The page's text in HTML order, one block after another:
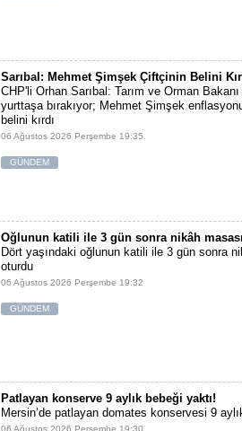
Sarıbal: Mehmet Şimşek Çiftçinin Belini
CHP'li Orhan Sarıbal: Tarım ve Orman
yurttaşa bırakıyor; Mehmet Şimşek
belini kırdı
06 Ağustos 2026 Perşembe 19:35
GÜNDEM
Oğlunun katili ile 3 gün sonra nikâh
Dört yaşındaki oğlunun katili ile 3 gün sonra
oturdu
06 Ağustos 2026 Perşembe 19:32
GÜNDEM
Patlayan konserve 9 aylık bebeği yaktı!
Mersin’de patlayan domates konservesi 9
06 Ağustos 2026 Perşembe 19:30